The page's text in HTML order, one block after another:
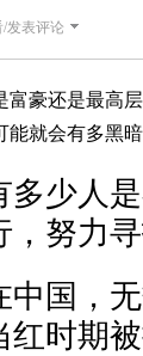
/发表评论
豪还是最高
能就会有多黑
多少人
，努力
中国，
红时期